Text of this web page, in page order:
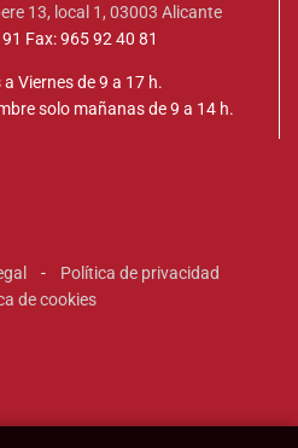
13, local 1, 03003 Alicante
Fax: 965 92 40 81
a Viernes de 9 a 17 h.
solo mañanas de 9 a 14 h.
- Política de privacidad
de cookies